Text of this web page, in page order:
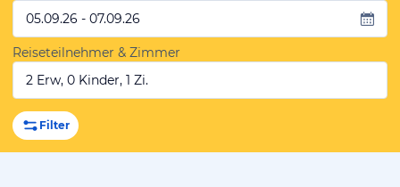
05.09.26 - 07.09.26
Reiseteilnehmer & Zimmer
2 Erw, 0 Kinder, 1 Zi.
Filter